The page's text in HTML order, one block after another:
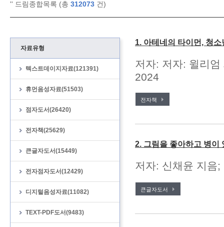
'' 드림종합목록 (총 312073 건)
자료유형
텍스트데이지자료(121391)
휴먼음성자료(51503)
점자도서(26420)
전자책(25629)
큰글자도서(15449)
전자점자도서(12429)
디지털음성자료(11082)
TEXT-PDF도서(9483)
1. 아테네의 타이먼, 청
저자: 저자: 윌리
2024
전자책
2. 그림을 좋아하고 병이
저자: 신채윤 지음
큰글자도서